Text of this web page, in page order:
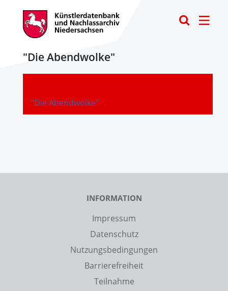
"Die Abendwolke"
"Die Abendwolke"
-
INFORMATION
Impressum
Datenschutz
Nutzungsbedingungen
Barrierefreiheit
Teilnahme